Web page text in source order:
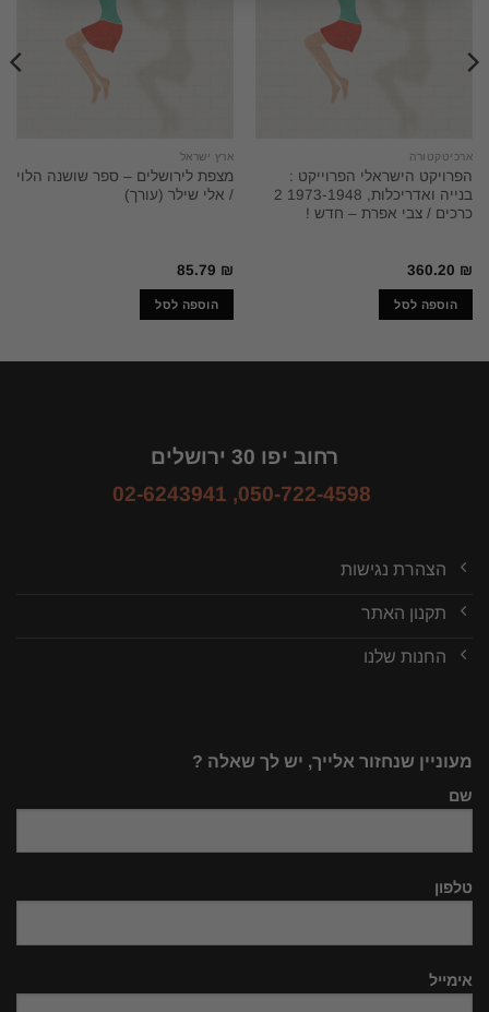
ארכיטקטורה
הפרויקט הישראלי הפרוייקט :
בנייה ואדריכלות, 1973-1948 2
כרכים / צבי אפרת – חדש !
360.20 ₪
הוספה לסל
ארץ ישראל
מצפת לירושלים – ספר שושנה הלוי
/ אלי שילר (עורך)
85.79 ₪
הוספה לסל
רחוב יפו 30 ירושלים
050-722-4598
,
02-6243941
הצהרת נגישות
תקנון האתר
החנות שלנו
מעוניין שנחזור אלייך, יש לך שאלה ?
שם
טלפון
אימייל